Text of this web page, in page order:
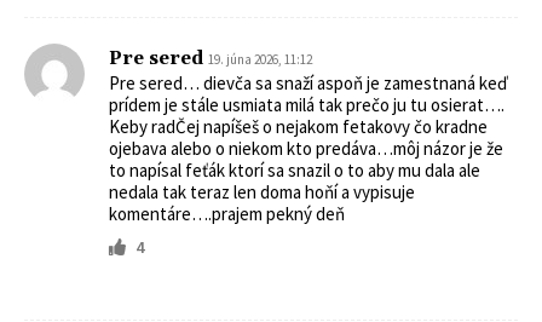
Pre sered 19. júna 2026, 11:12
Pre sered… dievča sa snaží aspoň je zamestnaná keď
prídem je stále usmiata milá tak prečo ju tu osierat….
Keby radČej napíšeš o nejakom fetakovy čo kradne
ojebava alebo o niekom kto predáva…môj názor je že
to napísal feťák ktorí sa snazil o to aby mu dala ale
nedala tak teraz len doma hoňí a vypisuje
komentáre….prajem pekný deň
4